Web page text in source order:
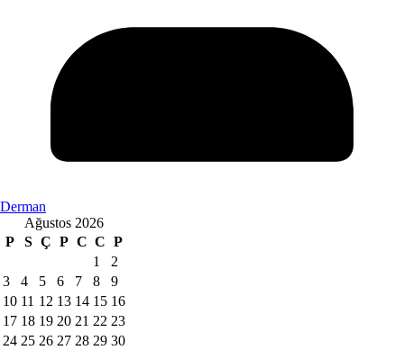
Derman
Ağustos 2026
P
S Ç P C C P
1
2
3
4 5 6 7 8
9
10 11 12 13 14 15 16
17 18 19 20 21 22 23
24 25 26 27 28 29 30